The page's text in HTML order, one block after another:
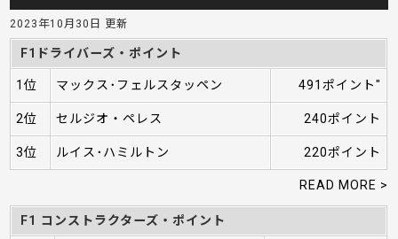
2023年10月30日 更新
F1ドライバーズ・ポイント
1位 マックス･フェルスタッペン 491ポイント"
2位 セルジオ・ペレス 240ポイント
3位 ルイス･ハミルトン 220ポイント
READ MORE >
F1 コンストラクターズ・ポイント